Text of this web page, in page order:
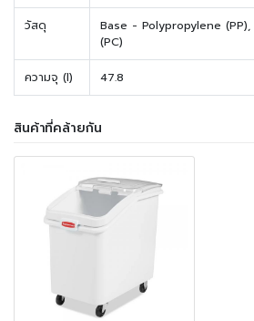
วัสดุ
Base - Polypropylene
(PC)
ความจุ (l) 47.8
สินค้าที่คล้ายกัน